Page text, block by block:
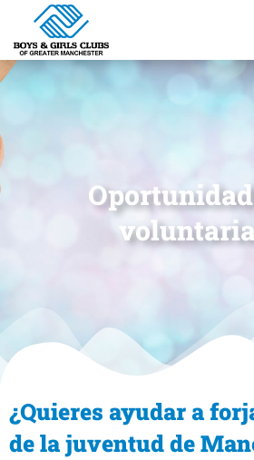
¿Quieres ayudar a
de la juventud de